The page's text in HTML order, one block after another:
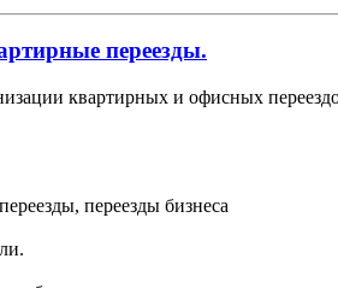
переезды.
квартирных и офисных
переезды бизнеса